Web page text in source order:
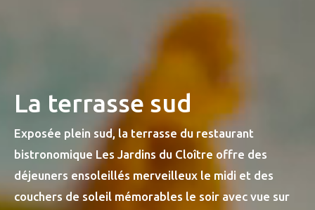
La terrasse sud
Exposée plein sud, la terrasse du restaurant
bistronomique Les Jardins du Cloître offre des
déjeuners ensoleillés merveilleux le midi et des
couchers de soleil mémorables le soir avec vue sur